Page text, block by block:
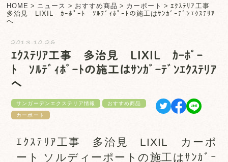
HOME > ニュース > おすすめ商品 > カーポート >ｴｸｽﾃﾘｱ工事
多治見 LIXIL ｶｰﾎﾟｰﾄ ｿﾙﾃﾞｨﾎﾟｰﾄの施工はｻﾝｶﾞｰﾃﾞﾝｴｸｽﾃﾘｱ
へ
2013.10.26
ｴｸｽﾃﾘｱ工事 多治見 LIXIL ｶｰﾎﾟｰ
ﾄ ｿﾙﾃﾞｨﾎﾟｰﾄの施工はｻﾝｶﾞｰﾃﾞﾝｴｸｽﾃﾘｱ
へ
サンガーデンエクステリア情報
おすすめ商品
カーポート
ｴｸｽﾃﾘｱ工事 多治見 LIXIL カーポ
ート ソルディーポートの施工はｻﾝｶﾞｰ